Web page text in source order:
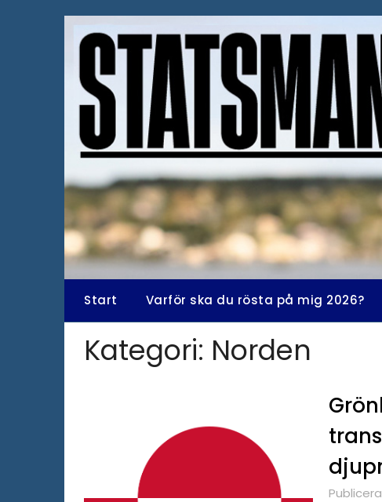
Start Varför ska du rösta på mig 2026?
Kategori: Norden